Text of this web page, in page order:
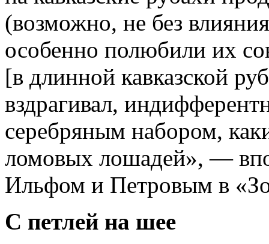
(возможно, не без
особенно полюбили их
[в длинной кавказской
вздрагивал,
серебряным набором,
ломовых лошадей», —
Ильфом и Петровым в
С петлей на шее